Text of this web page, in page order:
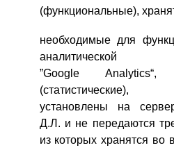
(функциональные),
необходимые для
”Google Analytics“,
установлены на
Д.Л. и не передаются
из которых хранятся во
ЕЩЕ НЕ
Забыли